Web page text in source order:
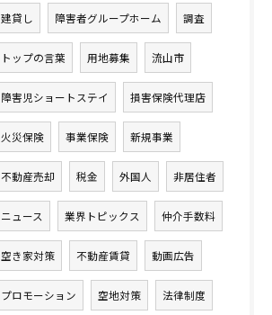
建貸し 障害者グループホーム 調査
トップの言葉 用地募集 流山市
障害児ショートステイ 損害保険代理店
火災保険 事業保険 新規事業
不動産売却 税金 外国人 非居住者
ニュース 業界トピックス 仲介手数料
空き家対策 不動産賃貸 動画広告
プロモーション 空地対策 法律制度